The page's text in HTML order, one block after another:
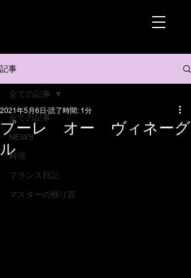
記事
全ての記事
NEWS
料理
フランス日記
マスターの独り言
全ての記事
プーレ オー ヴィネーグ
ル
2021年5月6日 読了時間: 1分